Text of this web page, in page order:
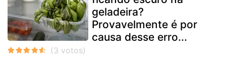
geladeira?
Provavelmente é por
causa desse erro...